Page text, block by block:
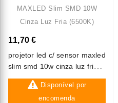
11,70 €
projetor led c/ sensor maxled
slim smd 10w cinza luz fria
(6500k)
Disponível por
encomenda